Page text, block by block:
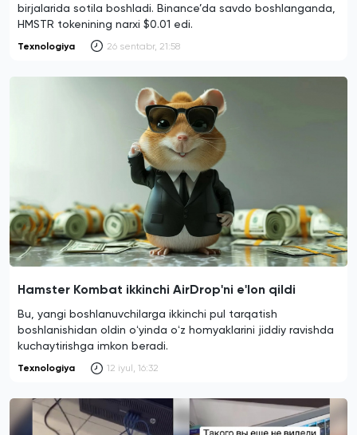
birjalarida sotila boshladi. Binance’da savdo boshlanganda,
HMSTR tokenining narxi $0.01 edi.
Texnologiya 26 sentabr, 21:58
Hamster Kombat ikkinchi AirDrop'ni e'lon qildi
Bu, yangi boshlanuvchilarga ikkinchi pul tarqatish
boshlanishidan oldin oʻyinda oʻz homyaklarini jiddiy ravishda
kuchaytirishga imkon beradi.
Texnologiya 12 iyul, 16:32